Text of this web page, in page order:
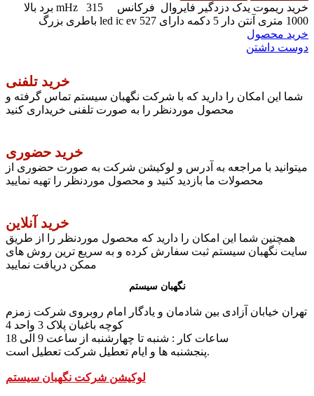
خرید ریموت یدک دزدگیر فایروال فرکانس mHz 315 برد بالا
1000 متری آنتن دار 5 دکمه دارای led ic ev 527 باطری بزرگ
خرید محصول
دوست داشتن
خرید تلفنی
شما این امکان را دارید که با شرکت نگهبان سیستم تماس گرفته و
محصول موردنظر را به صورت تلفنی خریداری کنید
خرید حضوری
میتوانید با مراجعه به آدرس و لوکیشن شرکت به صورت حضوری از
محصولات ما بازدید کنید و محصول موردنظر را تهیه نمایید
خرید آنلاین
همچنین شما این امکان را دارید که محصول موردنظر را از طریق
سایت نگهبان سیستم ثبت سفارش کرده و به سریع ترین روش های
ممکن دریافت نمایید
نگهبان سیستم
تهران خیابان آزادی بین شادمان و یادگار امام روبروی شرکت زمزم
کوچه باغبان پلاک 3 واحد 4
پنجشنبه ها و ایام تعطیل شرکت تعطیل است.
لوکیشن شرکت نگهبان سیستم